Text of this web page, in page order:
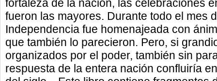
fortaleza de la nación, las celebraciones
fueron las mayores. Durante todo el mes
Independencia fue homenajeada con
que también lo parecieron. Pero, si
organizados por el poder, también sin
respuesta de la entera nación confluiría